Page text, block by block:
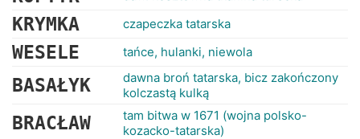
KRYMKA czapeczka tatarska
WESELE tańce, hulanki, niewola
BASAŁYK
dawna broń tatarska, bicz zakończony
kolczastą kulką
BRACŁAW
tam bitwa w 1671 (wojna polsko-
kozacko-tatarska)